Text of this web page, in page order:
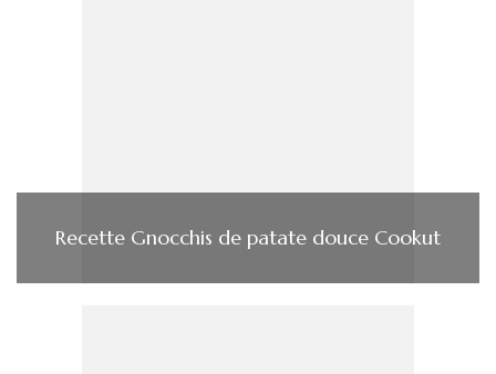
Recette Gnocchis de patate douce Cookut